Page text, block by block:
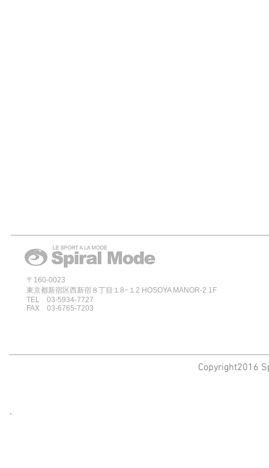
〒160-0023
東京都新宿区西新宿８丁目１8−１2 HOSOYA MANOR-2 1F
TEL 03-5934-7727
FAX 03-6765-7203
Copyright2016